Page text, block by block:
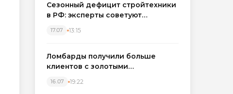
Сезонный дефицит стройтехники
в РФ: эксперты советуют
17.07 13:15
Ломбарды получили больше
клиентов с золотыми
вырос на фоне подорожания
16.07 19:22